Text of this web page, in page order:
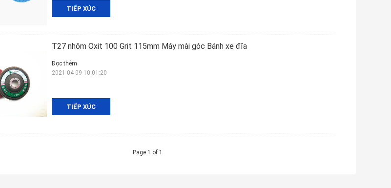
TIẾP XÚC
T27 nhôm Oxit 100 Grit 115mm Máy mài góc Bánh xe đĩa
TIẾP XÚC
Đọc thêm
2021-04-09 10:01:20
Page 1 of 1